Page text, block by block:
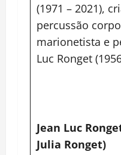
(1971 – 2021),
percussão
marionetista e
Luc Ronget
Jean Luc
Julia Ronget)